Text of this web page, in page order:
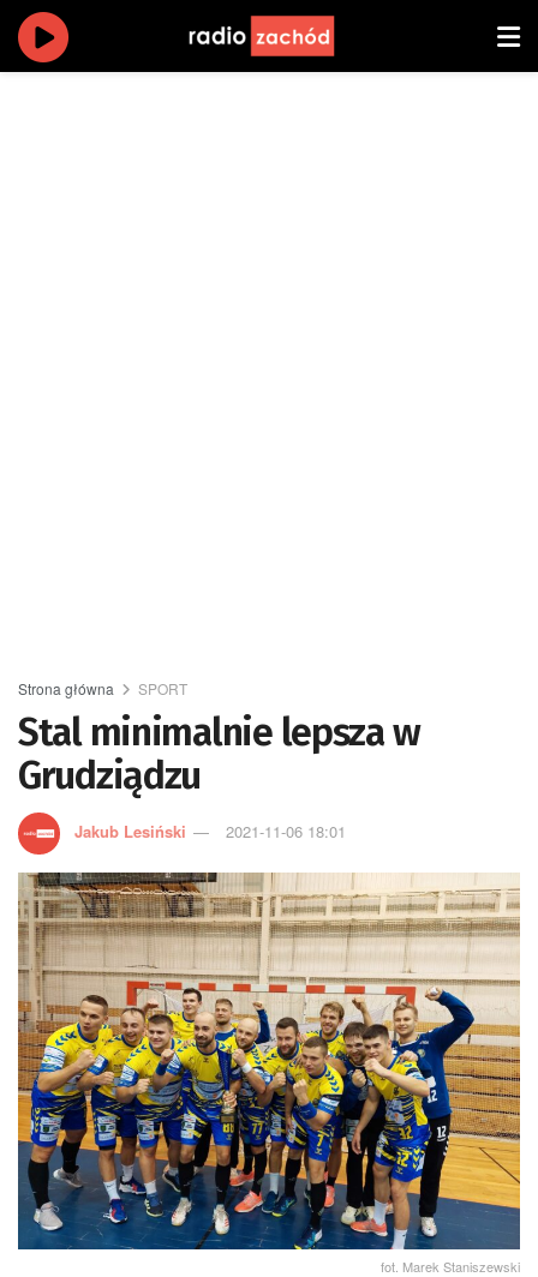
Strona główna SPORT
Stal minimalnie lepsza w
Grudziądzu
Jakub Lesiński 2021-11-06 18:01
fot. Marek Staniszewski